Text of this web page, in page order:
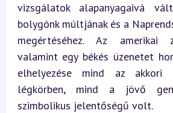
vizsgálatok alapanyagaivá
bolygónk múltjának és a
megértéséhez. Az amerikai
valamint egy békés üzenetet
elhelyezése mind az akkori
légkörben, mind a jövő
szimbolikus jelentőségű volt.